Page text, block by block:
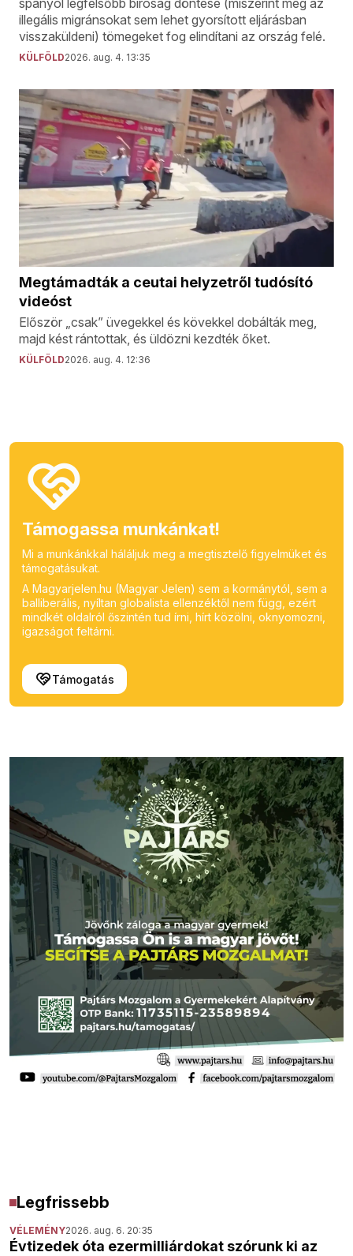
spanyol legfelsőbb bíróság döntése (miszerint még az
illegális migránsokat sem lehet gyorsított eljárásban
visszaküldeni) tömegeket fog elindítani az ország felé.
KÜLFÖLD2026. aug. 4. 13:35
Megtámadták a ceutai helyzetről tudósító
videóst
Először „csak” üvegekkel és kövekkel dobálták meg,
majd kést rántottak, és üldözni kezdték őket.
KÜLFÖLD2026. aug. 4. 12:36
Támogassa munkánkat!
Mi a munkánkkal háláljuk meg a megtisztelő figyelmüket és
támogatásukat.
A Magyarjelen.hu (Magyar Jelen) sem a kormánytól, sem a
balliberális, nyíltan globalista ellenzéktől nem függ, ezért
mindkét oldalról őszintén tud írni, hírt közölni, oknyomozni,
igazságot feltárni.
Támogatás
Legfrissebb
VÉLEMÉNY2026. aug. 6. 20:35
Évtizedek óta ezermilliárdokat szórunk ki az